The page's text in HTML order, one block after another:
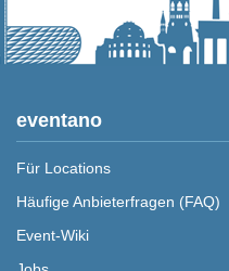
eventano
Für Locations
Häufige Anbieterfragen (FAQ)
Event-Wiki